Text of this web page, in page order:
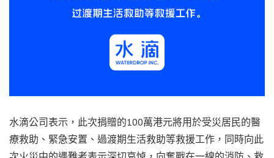
水滴公司表示，此次捐贈的100萬港元將用於受災居民的醫
療救助、緊急安置、過渡期生活救助等救援工作，同時向此